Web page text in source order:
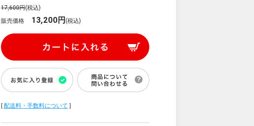
17,600円(税込)
販売価格
13,200円(税込)
[配送料・手数料について ]